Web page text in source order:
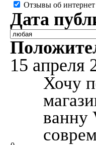
Отзывы об интернет
Дата
15 апреля
Хочу
ванну